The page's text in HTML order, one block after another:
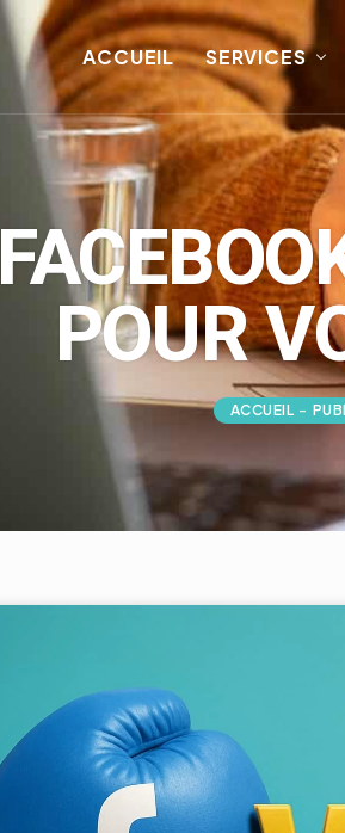
ACCUEIL SERVICES
POUR
ACCUEIL -